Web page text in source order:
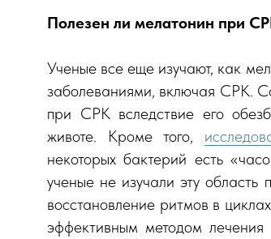
Полезен ли мелатонин при
Ученые все еще изучают, как
заболеваниями, включая СРК.
при СРК вследствие его
животе. Кроме того,
некоторых бактерий есть
ученые не изучали эту область
восстановление ритмов в
эффективным методом